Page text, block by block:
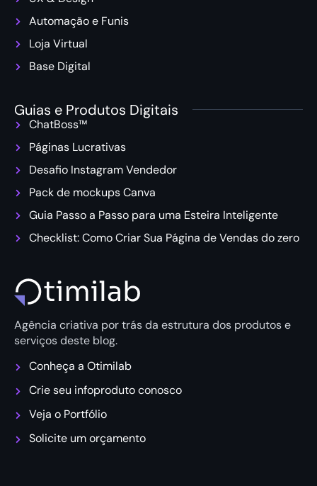
Automação e Funis
Loja Virtual
Base Digital
Guias e Produtos Digitais
ChatBoss™
Páginas Lucrativas
Desafio Instagram Vendedor
Pack de mockups Canva
Guia Passo a Passo para uma Esteira Inteligente
Checklist: Como Criar Sua Página de Vendas do zero
Agência criativa por trás da estrutura dos produtos e
serviços deste blog.
Conheça a Otimilab
Crie seu infoproduto conosco
Veja o Portfólio
Solicite um orçamento